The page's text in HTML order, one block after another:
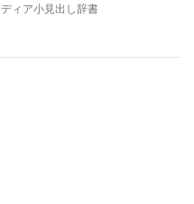
ディア小見出し辞書